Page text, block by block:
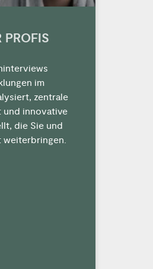
PROFIS
im
zentrale
innovative
die Sie und
weiterbringen.